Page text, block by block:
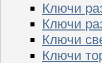
Ключи
Ключи
Ключи
Ключи